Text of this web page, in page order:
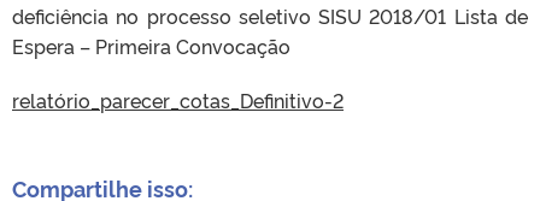
deficiência no processo seletivo SISU 2018/01 Lista de
Espera – Primeira Convocação
relatório_parecer_cotas_Definitivo-2
Compartilhe isso: